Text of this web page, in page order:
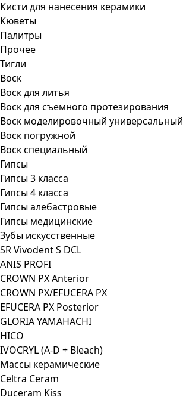
Кисти для нанесения керамики
Кюветы
Палитры
Прочее
Тигли
Воск
Воск для литья
Воск для съемного протезирования
Воск моделировочный универсальный
Воск погружной
Воск специальный
Гипсы
Гипсы 3 класса
Гипсы 4 класса
Гипсы алебастровые
Гипсы медицинские
Зубы искусственные
SR Vivodent S DCL
ANIS PROFI
CROWN PX Anterior
CROWN PX/EFUCERA PX
EFUCERA PX Posterior
GLORIA YAMAHACHI
HICO
IVOCRYL (A-D + Bleach)
Массы керамические
Celtra Ceram
Duceram Kiss